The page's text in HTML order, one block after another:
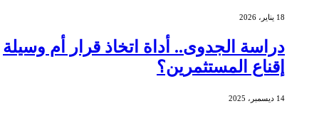
18 يناير، 2026
دراسة الجدوى.. أداة اتخاذ قرار أم وسيلة
إقناع المستثمرين؟
14 ديسمبر، 2025